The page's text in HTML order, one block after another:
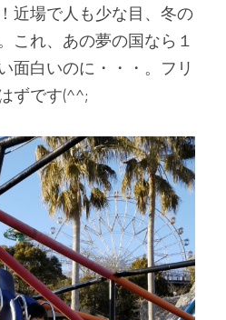
近場で人も少な目、冬の
これ、あの夢の国なら１
面白いのに・・・。フリ
ずです(^^;